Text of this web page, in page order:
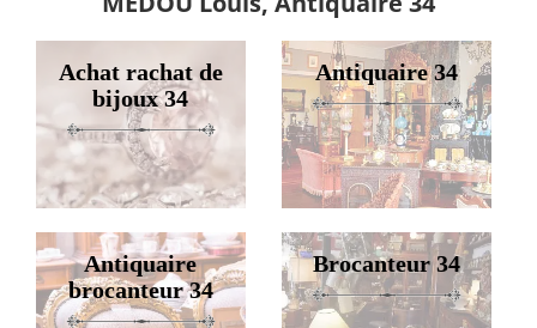
Achat rachat de
bijoux 34
Antiquaire 34
Antiquaire
brocanteur 34
Brocanteur 34